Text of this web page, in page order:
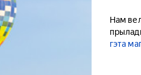
Нам
гэта